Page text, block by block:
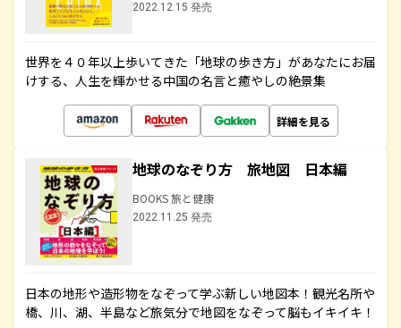
2022.12.15 発売
世界を４０年以上歩いてきた「地球の歩き方」があなたにお届
けする、人生を輝かせる中国の名言と癒やしの絶景集
詳細を見る
地球のなぞり方 旅地図 日本編
BOOKS 旅と健康
2022.11.25 発売
日本の地形や造形物をなぞって学ぶ新しい地図本！観光名所や
橋、川、湖、半島など旅気分で地図をなぞって脳もイキイキ！